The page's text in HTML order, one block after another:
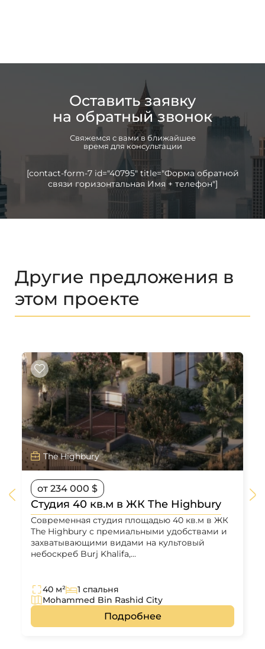
Оставить заявку
на обратный звонок
Свяжемся с вами в ближайшее
время для консультации
[contact-form-7 id="40795" title="Форма обратной
связи горизонтальная Имя + телефон"]
Другие предложения в
этом проекте
The Highbury
от 234 000 $
Студия 40 кв.м в ЖК The Highbury
Современная студия площадью 40 кв.м в ЖК
The Highbury с премиальными удобствами и
захватывающими видами на культовый
небоскреб Burj Khalifa,...
40 м²
1 спальня
Mohammed Bin Rashid City
Подробнее